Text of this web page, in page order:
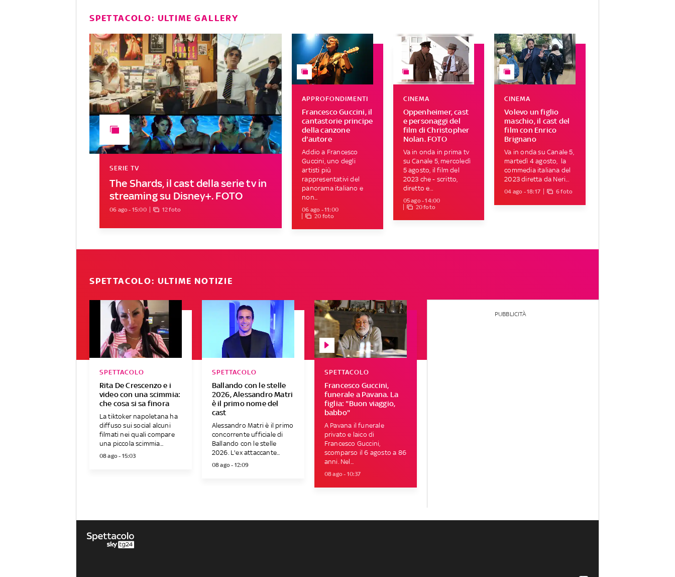
SPETTACOLO: ULTIME GALLERY
The Shards, il cast della serie tv in
streaming su Disney+. FOTO
SERIE TV
06 ago - 15:00 12 foto
Francesco Guccini, il
cantastorie principe
della canzone
d'autore
APPROFONDIMENTI
Addio a Francesco
Guccini, uno degli
artisti più
rappresentativi del
panorama italiano e
non...
06 ago - 11:00
20 foto
Oppenheimer, cast
e personaggi del
film di Christopher
Nolan. FOTO
CINEMA
Va in onda in prima tv
su Canale 5, mercoledì
5 agosto, il film del
2023 che - scritto,
diretto e...
05 ago - 14:00
20 foto
Volevo un figlio
maschio, il cast del
film con Enrico
Brignano
CINEMA
Va in onda su Canale 5,
martedì 4 agosto, la
commedia italiana del
2023 diretta da Neri...
04 ago - 18:17 6 foto
SPETTACOLO: ULTIME NOTIZIE
Rita De Crescenzo e i
video con una scimmia:
che cosa si sa finora
SPETTACOLO
La tiktoker napoletana ha
diffuso sui social alcuni
filmati nei quali compare
una piccola scimmia...
08 ago - 15:03
Ballando con le stelle
2026, Alessandro Matri
è il primo nome del
cast
SPETTACOLO
Alessandro Matri è il primo
concorrente ufficiale di
Ballando con le stelle
2026. L'ex attaccante...
08 ago - 12:09
Francesco Guccini,
funerale a Pavana. La
figlia: "Buon viaggio,
babbo"
SPETTACOLO
A Pavana il funerale
privato e laico di
Francesco Guccini,
scomparso il 6 agosto a 86
anni. Nel...
08 ago - 10:37
PUBBLICITÀ